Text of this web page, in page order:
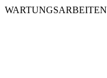
WARTUNGSARBEITEN